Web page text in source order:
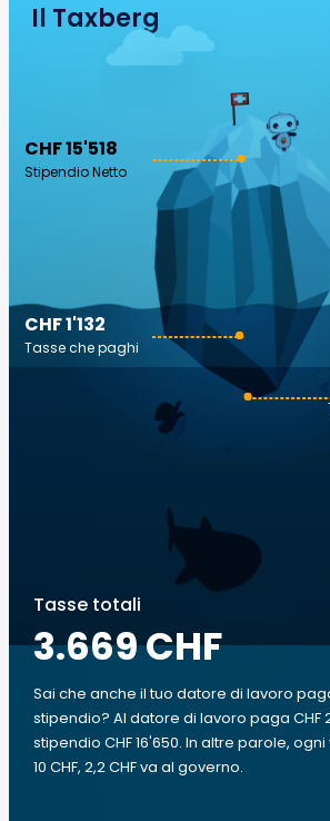
Il Taxberg
CHF 15'518
Stipendio Netto
CHF 1'132
Tasse che paghi
Tasse totali
3.669 CHF
Sai che anche il tuo datore di lavoro
stipendio? Al datore di lavoro paga CHF
stipendio CHF 16'650. In altre parole,
10 CHF, 2,2 CHF va al governo.